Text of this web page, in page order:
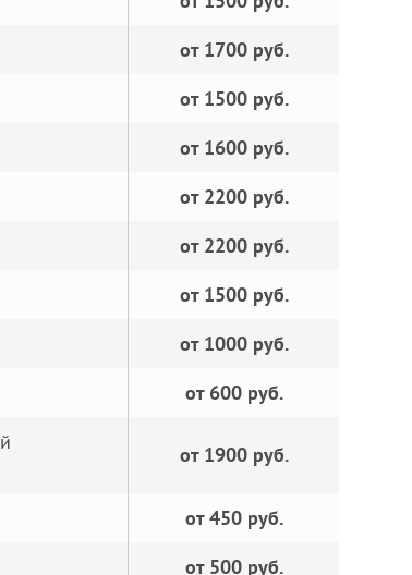
от 1700 руб.
от 1500 руб.
от 1600 руб.
от 2200 руб.
от 2200 руб.
от 1500 руб.
от 1000 руб.
от 600 руб.
от 1900 руб.
от 450 руб.
от 500 руб.